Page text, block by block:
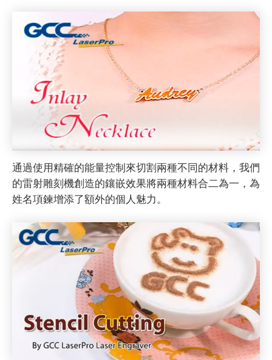
通過使用精確的能量控制來切割兩種不同的材料，我們
的雷射雕刻機創造的鑲嵌效果將兩種材料合二為一，為
姓名項鍊增添了額外的個人魅力。